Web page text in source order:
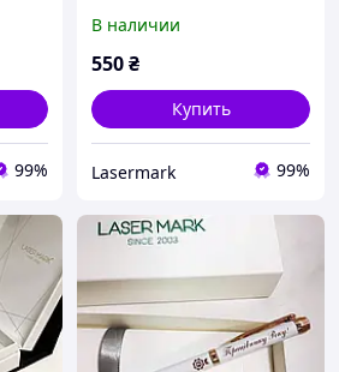
99%
бело-золотистая,
подарочная коробка
В наличии
550₴
Купить
Lasermark 99%